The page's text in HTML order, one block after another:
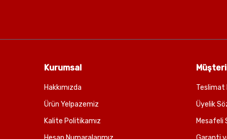
Kurumsal
Hakkımızda
Ürün Yelpazemiz
Kalite Politikamız
Teslimat
Üyelik
Mesafeli